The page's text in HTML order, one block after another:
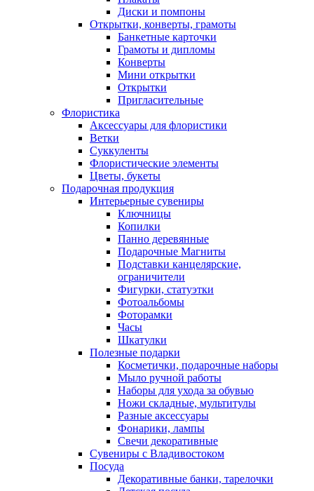
Диски и помпоны
Открытки, конверты, грамоты
Банкетные карточки
Грамоты и дипломы
Конверты
Мини открытки
Открытки
Пригласительные
Флористика
Аксессуары для флористики
Ветки
Суккуленты
Флористические элементы
Цветы, букеты
Подарочная продукция
Интерьерные сувениры
Ключницы
Копилки
Панно деревянные
Подарочные Магниты
Подставки канцелярские,
ограничители
Фигурки, статуэтки
Фотоальбомы
Фоторамки
Часы
Шкатулки
Полезные подарки
Косметички, подарочные наборы
Мыло ручной работы
Наборы для ухода за обувью
Ножи складные, мультитулы
Разные аксессуары
Фонарики, лампы
Свечи декоративные
Сувениры с Владивостоком
Посуда
Декоративные банки, тарелочки